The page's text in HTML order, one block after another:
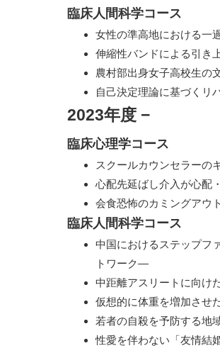
臨床人間科学コース
女性の準高地における一
伸縮性バンドによる引き
農村部出身女子高校生の
自己決定理論に基づくリ
2023年度 −
臨床心理学コース
スクールカウンセラーの
心配先延ばし介入が心配
会食恐怖のカミングアウ
臨床人間科学コース
中国におけるステップフ
トワーク―
中距離アスリートに向け
仮想的に体重を増加させ
若者の自殺を予防する地
性愛を伴わない「友情結